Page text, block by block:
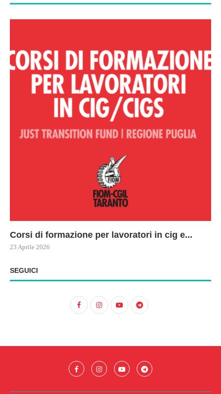
Corsi di formazione per lavoratori in cig e...
23 Aprile 2026
SEGUICI